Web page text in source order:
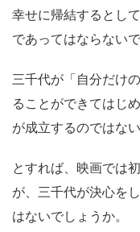
幸せに帰結するとし
であってはならないで
三千代が「自分だけ
ることができてはじ
が成立するのではな
とすれば、映画では
が、三千代が決心を
はないでしょうか。